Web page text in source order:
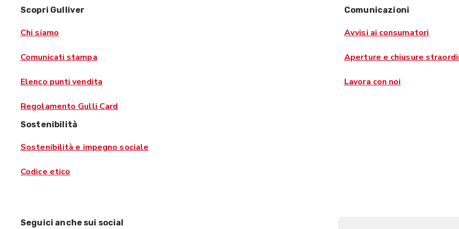
Scopri Gulliver
Chi siamo
Comunicati stampa
Elenco punti vendita
Regolamento Gulli Card
Comunicazioni
Avvisi ai consumatori
Aperture e chiusure
Lavora con noi
Sostenibilità
Sostenibilità e impegno sociale
Codice etico
Seguici anche sui social